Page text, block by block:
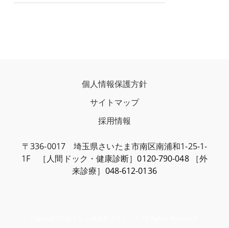
個人情報保護方針
サイトマップ
採用情報
〒336-0017 埼玉県さいたま市南区南浦和1-25-1-
1F ［人間ドック・健康診断］0120-790-048［外
来診療］ 048-612-0136